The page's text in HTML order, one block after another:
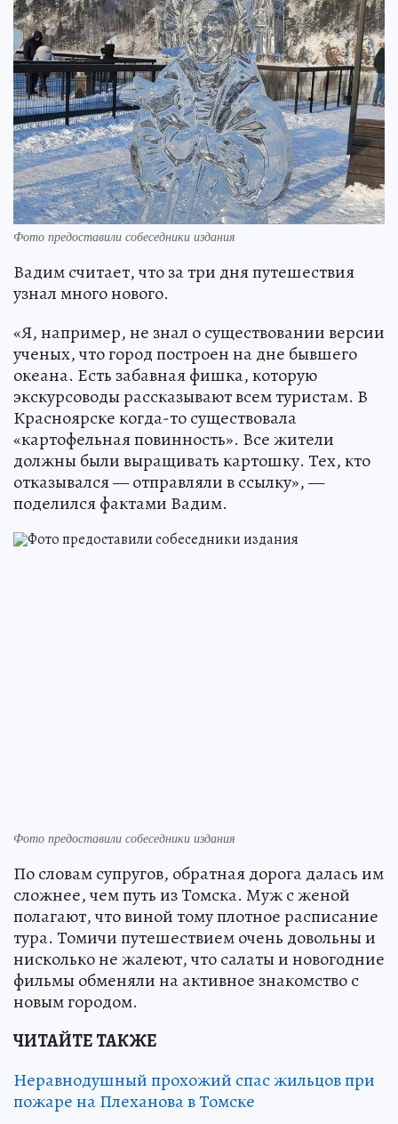
Фото предоставили собеседники издания
Вадим считает, что за три дня путешествия
узнал много нового.
«Я, например, не знал о существовании версии
ученых, что город построен на дне бывшего
океана. Есть забавная фишка, которую
экскурсоводы рассказывают всем туристам. В
Красноярске когда-то существовала
«картофельная повинность». Все жители
должны были выращивать картошку. Тех, кто
отказывался — отправляли в ссылку», —
поделился фактами Вадим.
Фото предоставили собеседники издания
По словам супругов, обратная дорога далась им
сложнее, чем путь из Томска. Муж с женой
полагают, что виной тому плотное расписание
тура. Томичи путешествием очень довольны и
нисколько не жалеют, что салаты и новогодние
фильмы обменяли на активное знакомство с
новым городом.
ЧИТАЙТЕ ТАКЖЕ
Неравнодушный прохожий спас жильцов при
пожаре на Плеханова в Томске